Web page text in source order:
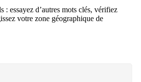
: essayez d’autres mots clés, vérifiez
votre zone géographique de